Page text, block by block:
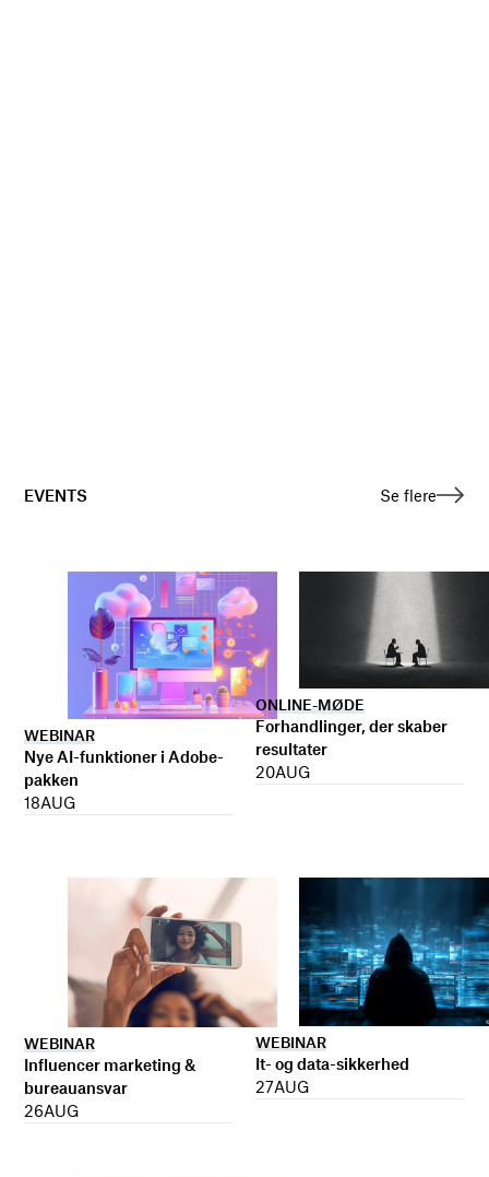
EVENTS Se flere
WEBINAR
Nye AI-funktioner i Adobe-
pakken
18AUG
ONLINE-MØDE
Forhandlinger, der skaber
resultater
20AUG
WEBINAR
Influencer marketing &
bureauansvar
26AUG
WEBINAR
It- og data-sikkerhed
27AUG